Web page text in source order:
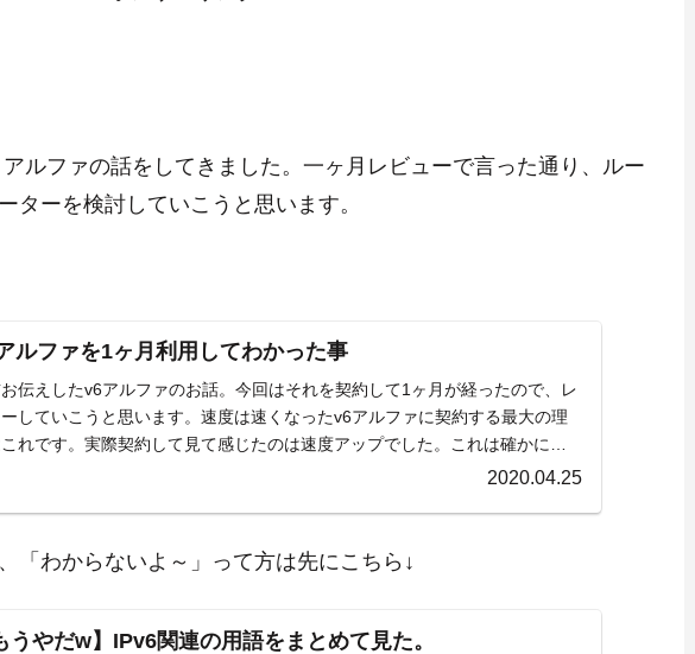
ルファの話をしてきました。一ヶ月レビューで言った通り、ルー
ターを検討していこうと思います。
ルファを1ヶ月利用してわかった事
伝えしたv6アルファのお話。今回はそれを契約して1ヶ月が経ったので、レ
していこうと思います。速度は速くなったv6アルファに契約する最大の理
れです。実際契約して見て感じたのは速度アップでした。これは確かに混
2020.04.25
「わからないよ～」って方は先にこちら↓
うやだw】IPv6関連の用語をまとめて見た。